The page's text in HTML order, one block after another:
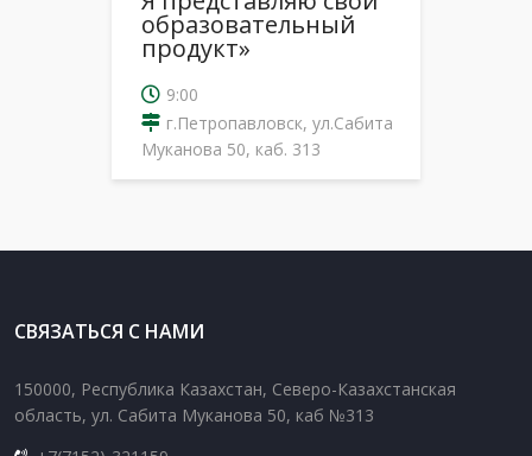
образовательный
продукт»
9:00
г.Петропавловск, ул.Сабита
Муканова 50, каб. 313
СВЯЗАТЬСЯ С НАМИ
150000, Республика Казахстан, Северо-Казахстанская
область, ул. Сабита Муканова 50, каб №313